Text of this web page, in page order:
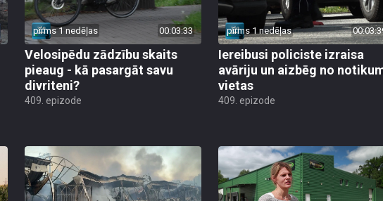
pirms 1 nedēļas 00:03:33
Velosipēdu zādzību skaits
pieaug - kā pasargāt savu
divriteni?
409. epizode
pirms 1 nedēļas
Iereibusi policiste izraisa
avāriju un aizbēg no
vietas
409. epizode